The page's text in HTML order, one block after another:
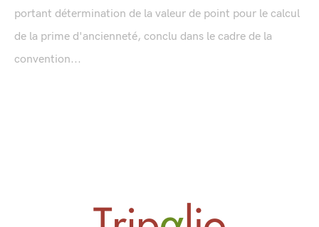
portant détermination de la valeur de point pour le calcul
de la prime d'ancienneté, conclu dans le cadre de la
convention...